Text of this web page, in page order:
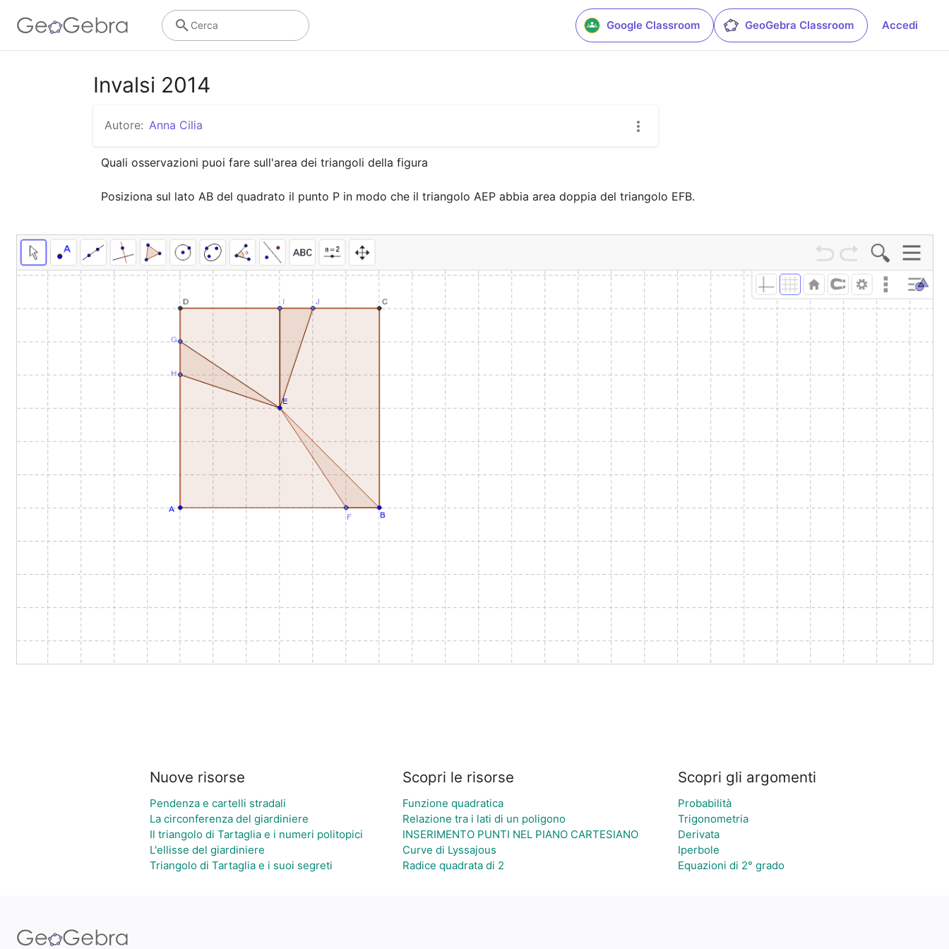
Google Classroom GeoGebra Classroom Accedi
Cerca
Invalsi 2014
Autore: Anna Cilia
Quali osservazioni puoi fare sull'area dei triangoli della figura
Posiziona sul lato AB del quadrato il punto P in modo che il triangolo AEP abbia area doppia del triangolo EFB.
Nuove risorse
Pendenza e cartelli stradali
La circonferenza del giardiniere
Il triangolo di Tartaglia e i numeri politopici
L'ellisse del giardiniere
Triangolo di Tartaglia e i suoi segreti
Scopri le risorse
Funzione quadratica
Relazione tra i lati di un poligono
INSERIMENTO PUNTI NEL PIANO CARTESIANO
Curve di Lyssajous
Radice quadrata di 2
Scopri gli argomenti
Probabilità
Trigonometria
Derivata
Iperbole
Equazioni di 2° grado